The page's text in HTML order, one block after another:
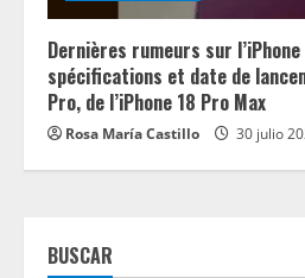
Dernières rumeurs sur
spécifications et date de
Pro, de l’iPhone 18 Pro Max
Rosa María Castillo 30 julio
BUSCAR